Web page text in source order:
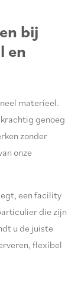
bij
en
materieel.
genoeg
zonder
onze
een facility
die zijn
u de juiste
flexibel